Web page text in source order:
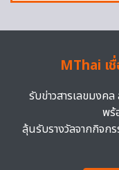
MThai เ
รับข่าวสารเลขมงค
พร้
ลุ้นรับรางวัลจากกิจก